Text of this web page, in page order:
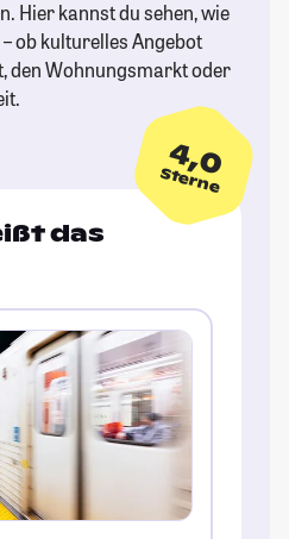
Hier kannst du sehen, wie
ob kulturelles Angebot
den Wohnungsmarkt oder
4,0
Sterne
das